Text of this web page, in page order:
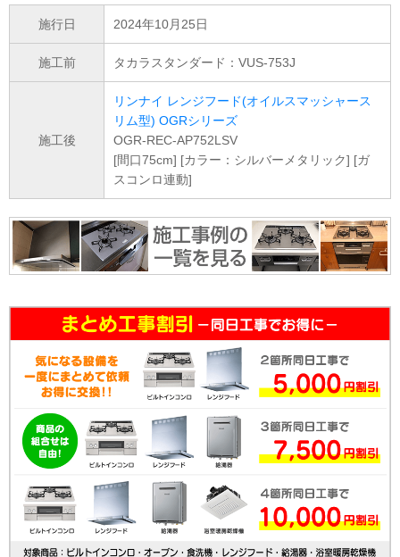
施行日 2024年10月25日
施工前 タカラスタンダード：VUS-753J
施工後
リンナイ レンジフード(オイルスマッシャース
リム型) OGRシリーズ
OGR-REC-AP752LSV
[間口75cm] [カラー：シルバーメタリック] [ガ
スコンロ連動]